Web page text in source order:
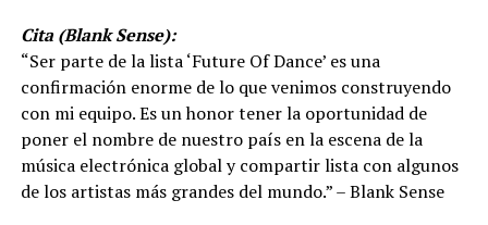
Cita (Blank Sense):
“Ser parte de la lista ‘Future Of Dance’ es una
confirmación enorme de lo que venimos construyendo
con mi equipo. Es un honor tener la oportunidad de
poner el nombre de nuestro país en la escena de la
música electrónica global y compartir lista con algunos
de los artistas más grandes del mundo.” – Blank Sense